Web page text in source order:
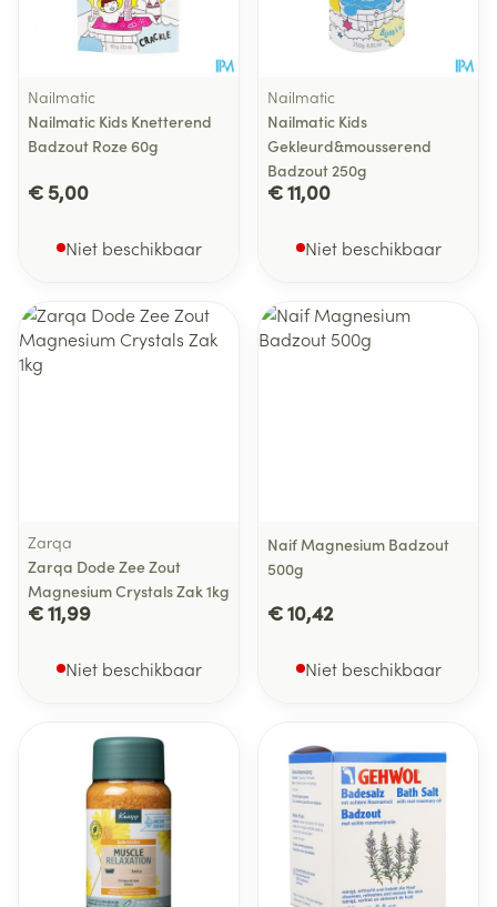
Nailmatic
Nailmatic Kids Knetterend
Badzout Roze 60g
€ 5,00
Niet beschikbaar
Nailmatic
Nailmatic Kids
Gekleurd&mousserend
Badzout 250g
€ 11,00
Niet beschikbaar
Zarqa
Zarqa Dode Zee Zout
Magnesium Crystals Zak 1kg
€ 11,99
Niet beschikbaar
Naif Magnesium Badzout
500g
€ 10,42
Niet beschikbaar